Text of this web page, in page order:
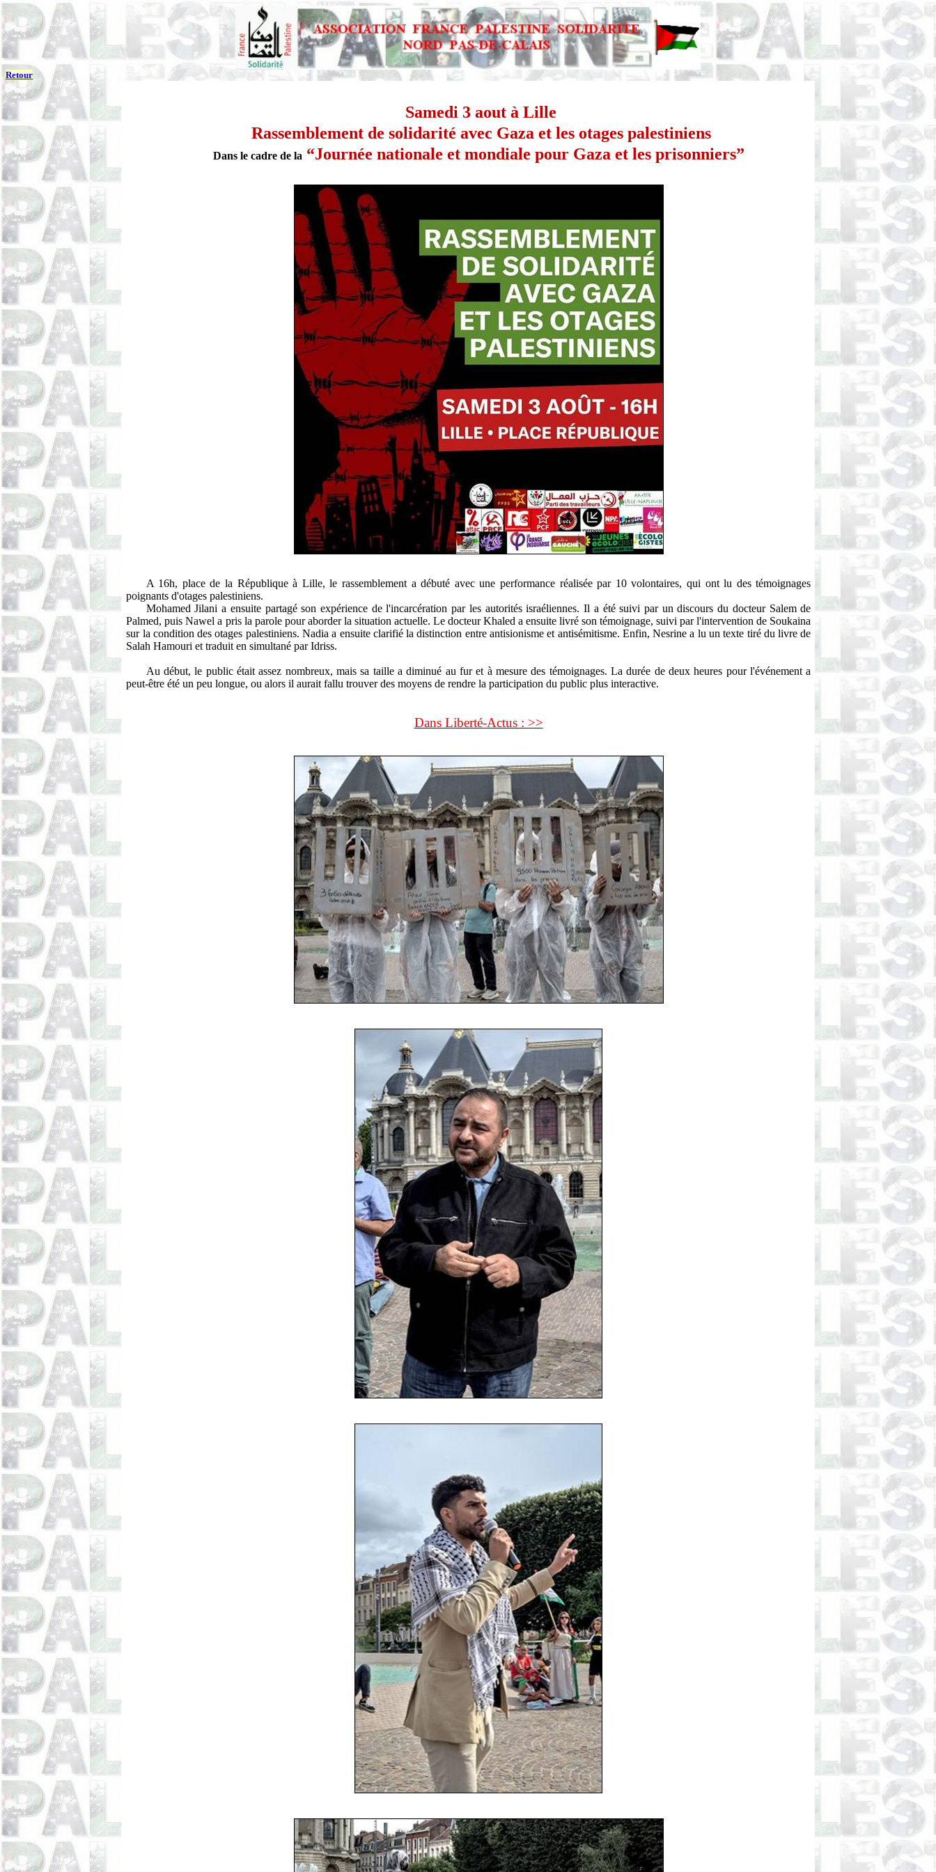
Retour
Samedi 3 aout à Lille
Rassemblement de solidarité avec Gaza et les otages palestiniens
Dans le cadre de la “Journée nationale et mondiale pour Gaza et les prisonniers”
A 16h, place de la République à Lille, le rassemblement a débuté avec une performance réalisée par 10 volontaires, qui ont lu des témoignages
poignants d'otages palestiniens.
Mohamed Jilani a ensuite partagé son expérience de l'incarcération par les autorités israéliennes. Il a été suivi par un discours du docteur Salem de
Palmed, puis Nawel a pris la parole pour aborder la situation actuelle. Le docteur Khaled a ensuite livré son témoignage, suivi par l'intervention de Soukaina
sur la condition des otages palestiniens. Nadia a ensuite clarifié la distinction entre antisionisme et antisémitisme. Enfin, Nesrine a lu un texte tiré du livre de
Salah Hamouri et traduit en simultané par Idriss.
Au début, le public était assez nombreux, mais sa taille a diminué au fur et à mesure des témoignages. La durée de deux heures pour l'événement a
peut-être été un peu longue, ou alors il aurait fallu trouver des moyens de rendre la participation du public plus interactive.
Dans Liberté-Actus : >>